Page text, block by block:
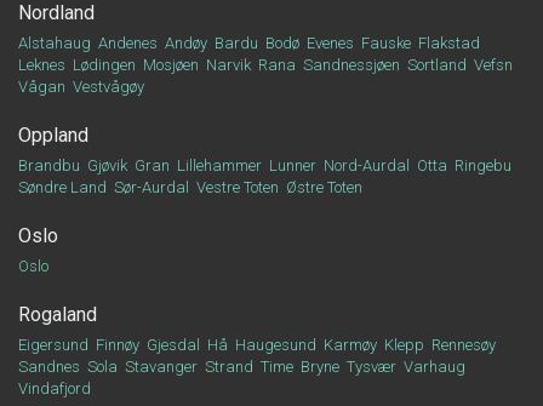
Nordland
Alstahaug Andenes Andøy Bardu Bodø Evenes Fauske Flakstad
Leknes Lødingen Mosjøen Narvik Rana Sandnessjøen Sortland Vefsn
Vågan Vestvågøy
Oppland
Brandbu Gjøvik Gran Lillehammer Lunner Nord-Aurdal Otta Ringebu
Søndre Land Sør-Aurdal Vestre Toten Østre Toten
Oslo
Oslo
Rogaland
Eigersund Finnøy Gjesdal Hå Haugesund Karmøy Klepp Rennesøy
Sandnes Sola Stavanger Strand Time Bryne Tysvær Varhaug
Vindafjord